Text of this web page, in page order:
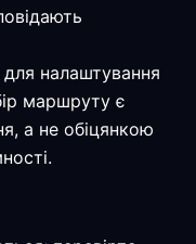
налаштування
маршруту є
а не обіцянкою